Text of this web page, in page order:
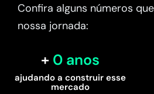
Confira alguns números
nossa jornada:
ajudando a construir esse
mercado
0 anos